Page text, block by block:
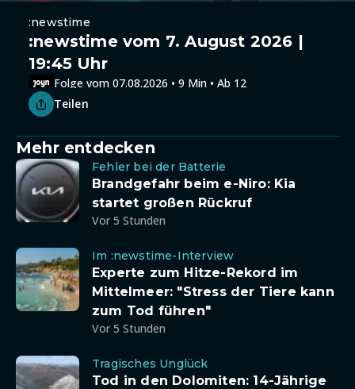
:newstime
:newstime vom 7. August 2026 |
19:45 Uhr
Folge vom 07.08.2026 • 9 Min • Ab 12
Teilen
Mehr entdecken
Fehler bei der Batterie
Brandgefahr beim e-Niro: Kia
startet großen Rückruf
Vor 5 Stunden
Im :newstime-Interview
Experte zum Hitze-Rekord im
Mittelmeer: "Stress der Tiere kann
zum Tod führen"
Vor 5 Stunden
Tragisches Unglück
Tod in den Dolomiten: 14-Jährige